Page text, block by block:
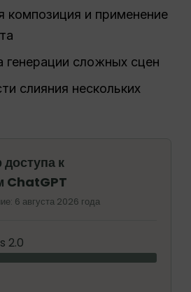
композиция и применение
сложных сцен
слияния нескольких
доступа к
ChatGPT
6 августа 2026 года
2.0